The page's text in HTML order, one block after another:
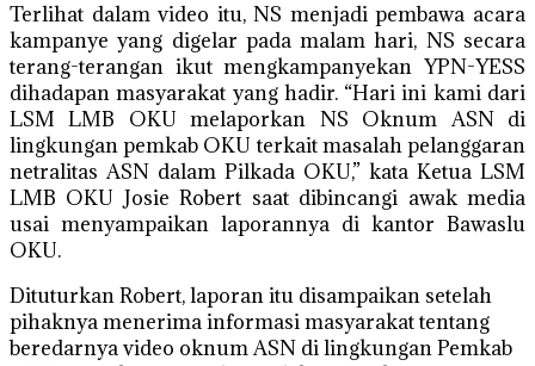
Terlihat dalam video itu, NS menjadi pembawa acara
kampanye yang digelar pada malam hari, NS secara
terang-terangan ikut mengkampanyekan YPN-YESS
dihadapan masyarakat yang hadir. “Hari ini kami dari
LSM LMB OKU melaporkan NS Oknum ASN di
lingkungan pemkab OKU terkait masalah pelanggaran
netralitas ASN dalam Pilkada OKU,” kata Ketua LSM
LMB OKU Josie Robert saat dibincangi awak media
usai menyampaikan laporannya di kantor Bawaslu
OKU.
Dituturkan Robert, laporan itu disampaikan setelah
pihaknya menerima informasi masyarakat tentang
beredarnya video oknum ASN di lingkungan Pemkab